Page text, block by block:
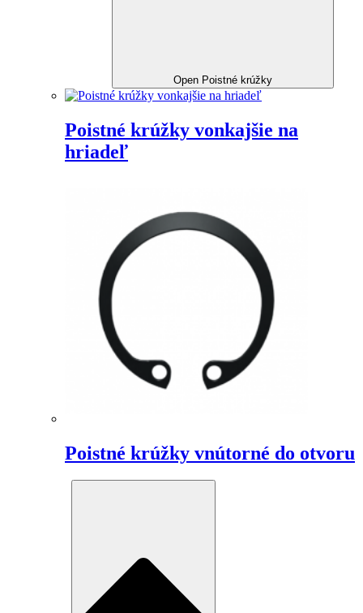
Open Poistné krúžky
Poistné krúžky vonkajšie na
hriadeľ
Poistné krúžky vnútorné do otvoru